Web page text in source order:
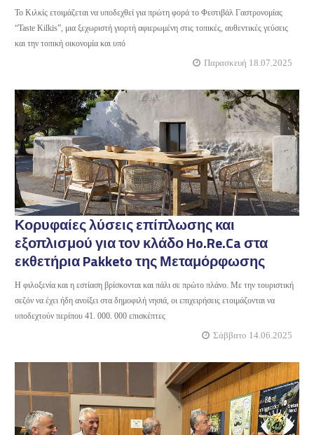
Το Κιλκίς ετοιμάζεται να υποδεχθεί για πρώτη φορά το Φεστιβάλ Γαστρονομίας
“Taste Kilkis”, μια ξεχωριστή γιορτή αφιερωμένη στις τοπικές, αυθεντικές γεύσεις
και την τοπική οικονομία και υπό
Παρασκευή 18.07.2025
Κορυφαίες λύσεις επίπλωσης και
εξοπλισμού για τον κλάδο Ho.Re.Ca στα
εκθετήρια Pakketo της Μεταμόρφωσης
Η φιλοξενία και η εστίαση βρίσκονται και πάλι σε πρώτο πλάνο. Με την τουριστική
σεζόν να έχει ήδη ανοίξει στα δημοφιλή νησιά, οι επιχειρήσεις ετοιμάζονται να
υποδεχτούν περίπου 41. 000. 000 επισκέπτες
Σάββατο 14.06.2025